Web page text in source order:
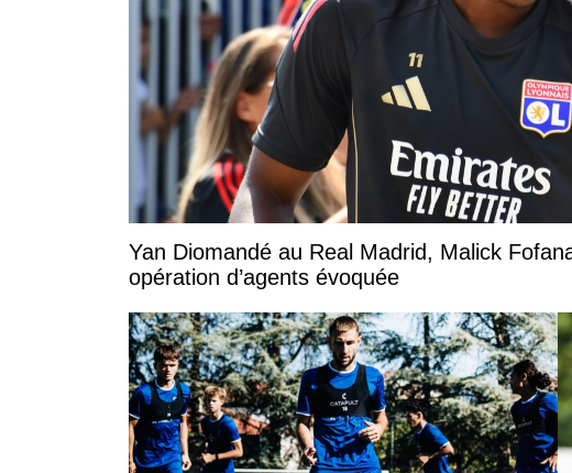
Yan Diomandé au Real Madrid, Malick
opération d’agents évoquée